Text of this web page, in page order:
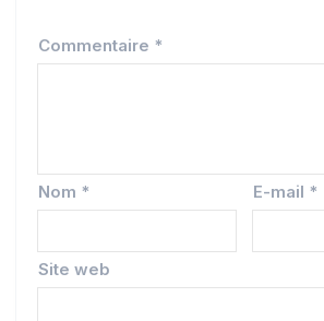
Commentaire *
Nom * E-mail *
Site web